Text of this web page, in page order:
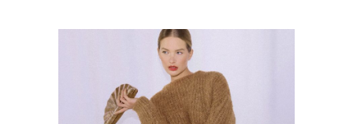
Монблан. Точно там се ражда марката